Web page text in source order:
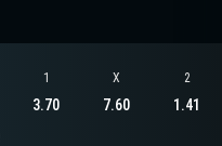
1
3.70
X
7.60
2
1.41